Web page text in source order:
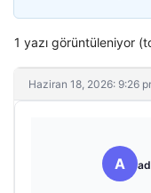
1 yazı görüntüleniyor
Haziran 18, 2026: 9:26
A